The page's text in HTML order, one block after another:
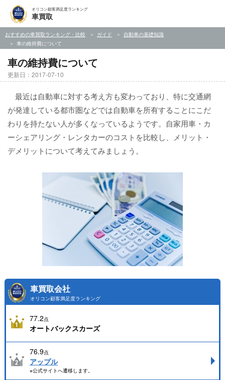
オリコン顧客満足度ランキング
車買取
おすすめの車買取ランキング・比較 ガイド
自動車の基礎知識
車の維持費について
車の維持費について
更新日：2017-07-10
最近は自動車に対する考え方も変わっており、特に交通網
が発達している都市圏などでは自動車を所有することにこだ
わりを持たない人が多くなっているようです。自家用車・カ
ーシェアリング・レンタカーのコストを比較し、メリット・
デメリットについて考えてみましょう。
車買取会社
オリコン顧客満足度ランキング
77.2点
オートバックスカーズ
76.9点
アップル
※公式サイトへ遷移します。